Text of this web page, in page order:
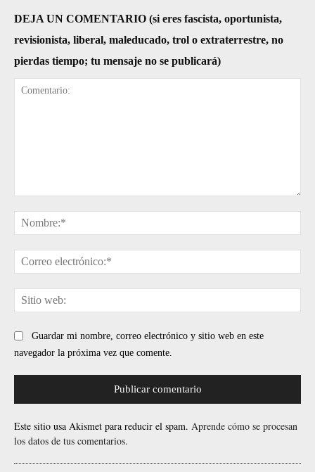
DEJA UN COMENTARIO (si eres fascista, oportunista,
revisionista, liberal, maleducado, trol o extraterrestre, no
pierdas tiempo; tu mensaje no se publicará)
Guardar mi nombre, correo electrónico y sitio web en este
navegador la próxima vez que comente.
Este sitio usa Akismet para reducir el spam. Aprende cómo se procesan
los datos de tus comentarios.